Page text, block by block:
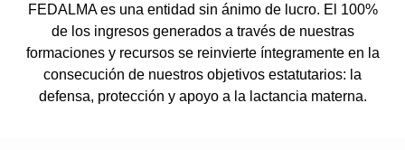
FEDALMA es una entidad sin ánimo de lucro. El 100%
de los ingresos generados a través de nuestras
formaciones y recursos se reinvierte íntegramente en la
consecución de nuestros objetivos estatutarios: la
defensa, protección y apoyo a la lactancia materna.